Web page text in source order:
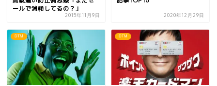
ールで消耗してるの？」
2015年11月9日 2020年12月29日
DTM DTM